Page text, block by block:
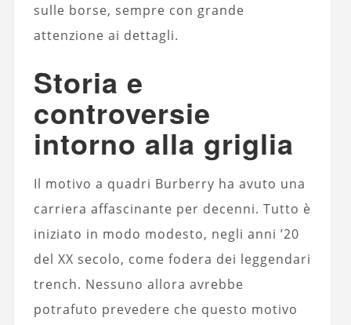
sulle borse, sempre con grande
attenzione ai dettagli.
Storia e
controversie
intorno alla griglia
Il motivo a quadri Burberry ha avuto una
carriera affascinante per decenni. Tutto è
iniziato in modo modesto, negli anni ’20
del XX secolo, come fodera dei leggendari
trench. Nessuno allora avrebbe
potrafuto prevedere che questo motivo